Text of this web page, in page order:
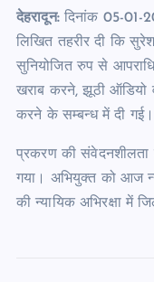
देहरादून:दिनांक 05-01-
लिखित तहरीर दी कि सुरेश
सुनियोजित रुप से
खराब करने, झूठी ऑडियो
करने के सम्बन्ध में दी गई।
प्रकरण की संवेदनशीलता
गया। अभियुक्त को आज
की न्यायिक अभिरक्षा में